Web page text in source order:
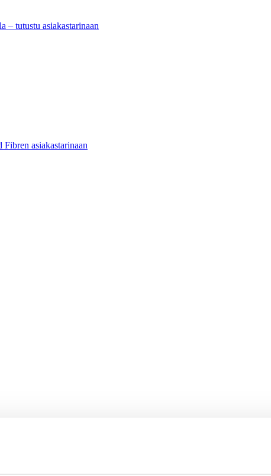
– tutustu asiakastarinaan
asiakastarinaan